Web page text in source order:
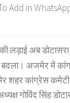
Add in
लड़ाई अब
बदला। अजमेर में
शहर कांग्रेस
गोविंद सिंह